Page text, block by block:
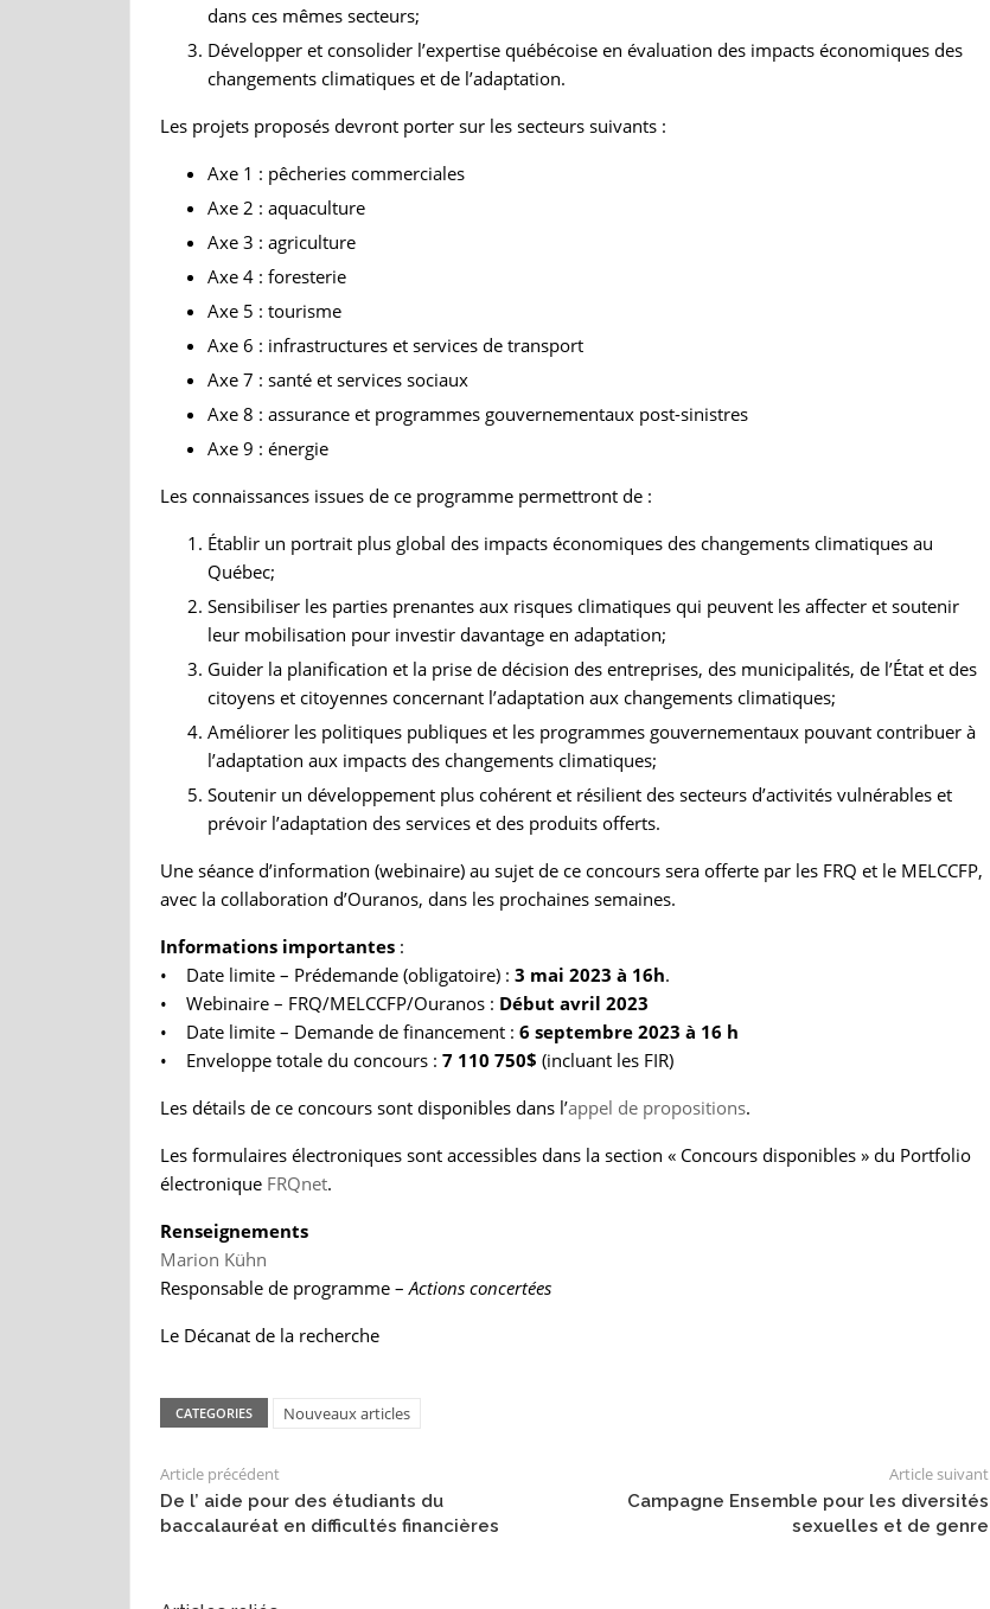
dans ces mêmes secteurs;
Développer et consolider l’expertise québécoise en évaluation des impacts économiques des
changements climatiques et de l’adaptation.
Les projets proposés devront porter sur les secteurs suivants :
Axe 1 : pêcheries commerciales
Axe 2 : aquaculture
Axe 3 : agriculture
Axe 4 : foresterie
Axe 5 : tourisme
Axe 6 : infrastructures et services de transport
Axe 7 : santé et services sociaux
Axe 8 : assurance et programmes gouvernementaux post-sinistres
Axe 9 : énergie
Les connaissances issues de ce programme permettront de :
Établir un portrait plus global des impacts économiques des changements climatiques au
Québec;
Sensibiliser les parties prenantes aux risques climatiques qui peuvent les affecter et soutenir
leur mobilisation pour investir davantage en adaptation;
Guider la planification et la prise de décision des entreprises, des municipalités, de l’État et des
citoyens et citoyennes concernant l’adaptation aux changements climatiques;
Améliorer les politiques publiques et les programmes gouvernementaux pouvant contribuer à
l’adaptation aux impacts des changements climatiques;
Soutenir un développement plus cohérent et résilient des secteurs d’activités vulnérables et
prévoir l’adaptation des services et des produits offerts.
Une séance d’information (webinaire) au sujet de ce concours sera offerte par les FRQ et le MELCCFP,
avec la collaboration d’Ouranos, dans les prochaines semaines.
Informations importantes:
• Date limite – Prédemande (obligatoire) : 3 mai 2023 à 16h.
• Webinaire – FRQ/MELCCFP/Ouranos : Début avril 2023
• Date limite – Demande de financement : 6 septembre 2023 à 16 h
• Enveloppe totale du concours : 7 110 750$ (incluant les FIR)
Les détails de ce concours sont disponibles dans l’appel de propositions.
Les formulaires électroniques sont accessibles dans la section « Concours disponibles » du Portfolio
électronique FRQnet.
Renseignements
Marion Kühn
Responsable de programme –Actions concertées
Le Décanat de la recherche
CATEGORIES Nouveaux articles
Article précédent
De l’ aide pour des étudiants du
baccalauréat en difficultés financières
Article suivant
Campagne Ensemble pour les diversités
sexuelles et de genre